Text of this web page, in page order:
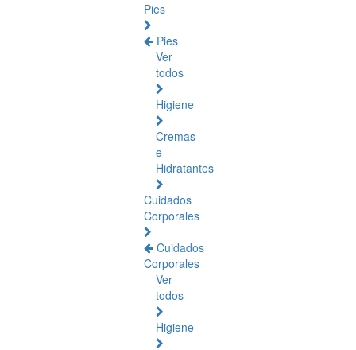
Pies
Pies
Ver
todos
Higiene
Cremas
e
Hidratantes
Cuidados
Corporales
Cuidados
Corporales
Ver
todos
Higiene